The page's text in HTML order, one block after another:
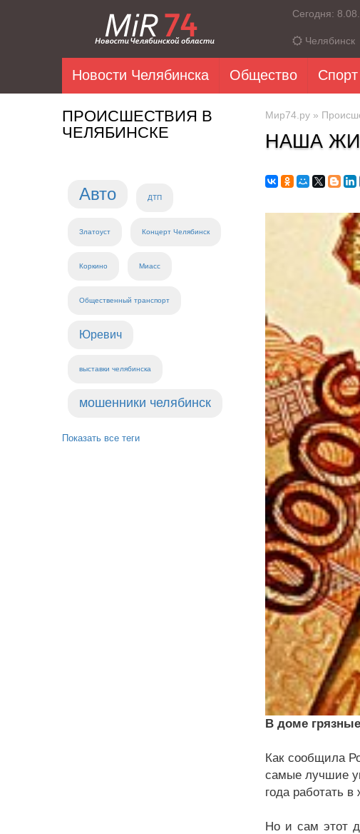
Сегодня:
Челябинск
Новости Челябинска Общество Спорт
ПРОИСШЕСТВИЯ В
ЧЕЛЯБИНСКЕ
Авто ДТП
Златоуст Концерт Челябинск
Коркино Миасс
Общественный транспорт
Юревич
выставки челябинска
мошенники челябинск
Показать все теги
Мир74.ру »
НАША
В доме
Как сообщила
самые лучшие
года работать
Но и сам этот